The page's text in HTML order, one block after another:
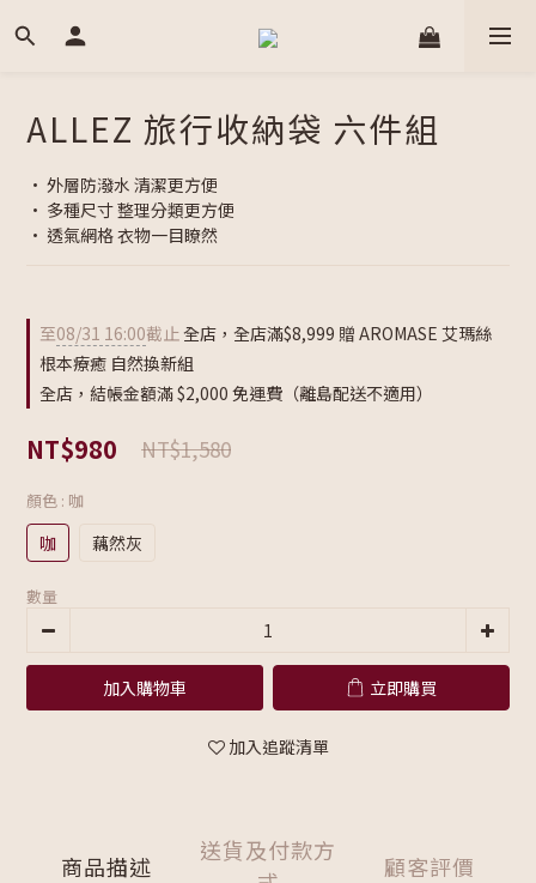
ALLEZ 旅行收納袋 六件組
• 外層防潑水 清潔更方便
• 多種尺寸 整理分類更方便
• 透氣網格 衣物一目瞭然
至08/31 16:00截止全店，全店滿$8,999 贈 AROMASE 艾瑪絲
根本療癒 自然換新組
全店，結帳金額滿 $2,000 免運費（離島配送不適用）
NT$980 NT$1,580
顏色 : 咖
咖 藕然灰
數量
加入購物車 立即購買
加入追蹤清單
商品描述
送貨及付款方
顧客評價